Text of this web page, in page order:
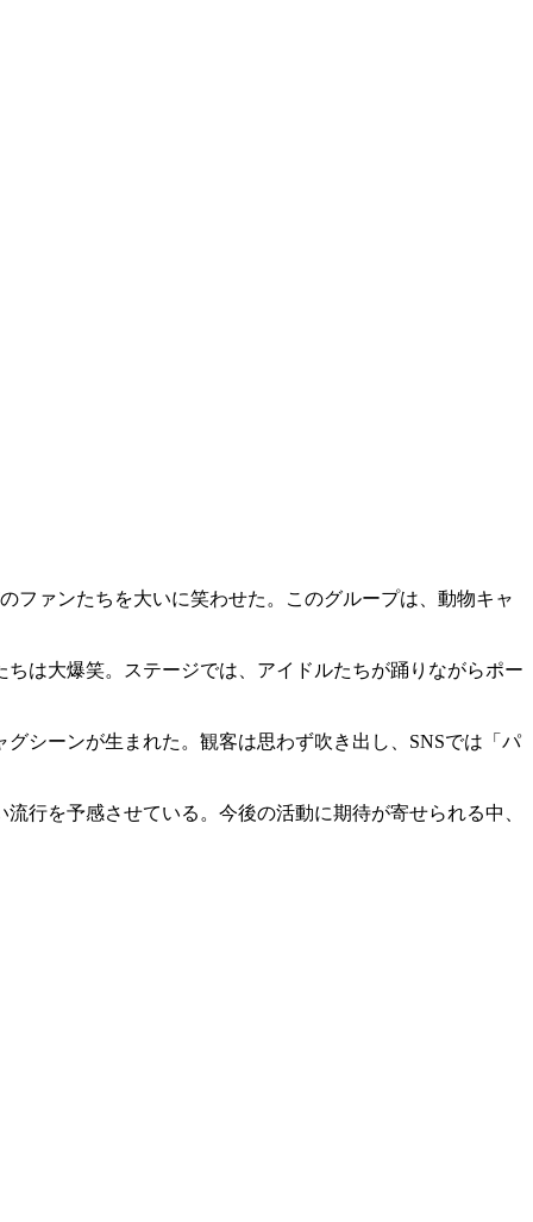
ファンたちを大いに笑わせた。このグループは、動物キャ
は大爆笑。ステージでは、アイドルたちが踊りながらポー
シーンが生まれた。観客は思わず吹き出し、SNSでは「パ
行を予感させている。今後の活動に期待が寄せられる中、